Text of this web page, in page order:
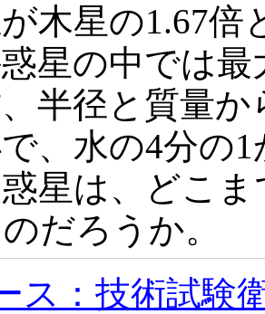
木星の1.67倍
星の中では
半径と質量
、水の4分の
星は、どこ
だろうか。
ス：技術試験